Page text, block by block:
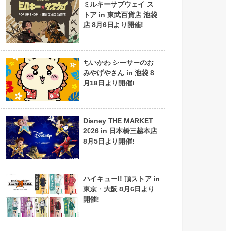
ミルキーサブウェイ ス
トア in 東武百貨店 池袋
店 8月6日より開催!
ちいかわ シーサーのお
みやげやさん in 池袋 8
月18日より開催!
Disney THE MARKET
2026 in 日本橋三越本店
8月5日より開催!
ハイキュー!! 頂ストア in
東京・大阪 8月6日より
開催!